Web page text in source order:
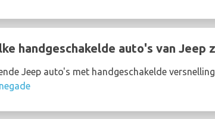
handgeschakelde auto's van
Jeep auto's met handgeschakelde